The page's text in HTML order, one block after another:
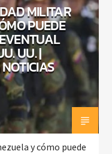
MILITAR
PUEDE
UU. |
y cómo puede